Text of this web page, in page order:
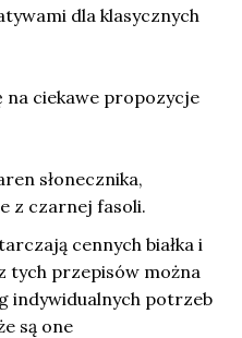
dla klasycznych
ciekawe propozycje
słonecznika,
z czarnej fasoli.
cennych białka i
tych przepisów można
indywidualnych potrzeb
są one